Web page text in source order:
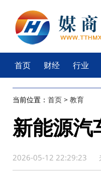
首页 财经 行业
当前位置： 首页 > 教育
新能源汽
2026-05-12 22:29:23